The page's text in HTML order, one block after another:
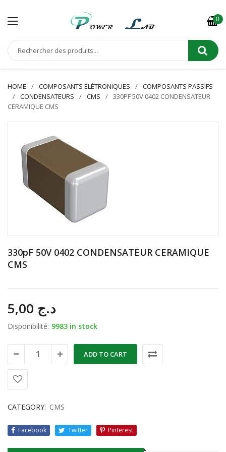
0
HOME COMPOSANTS ÉLÉTRONIQUES
COMPOSANTS PASSIFS
CONDENSATEURS
CMS
330PF 50V 0402 CONDENSATEUR
CERAMIQUE CMS
330pF 50V 0402 CONDENSATEUR CERAMIQUE
CMS
د.ج
Disponibilité: 9983 in stock
ADD TO CART
CATEGORY: CMS
Facebook Twitter Pinterest